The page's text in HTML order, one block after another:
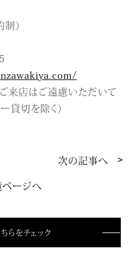
）
来店はご遠慮いただいて
貸切を除く）
ージへ
次の記事へ
らをチェック